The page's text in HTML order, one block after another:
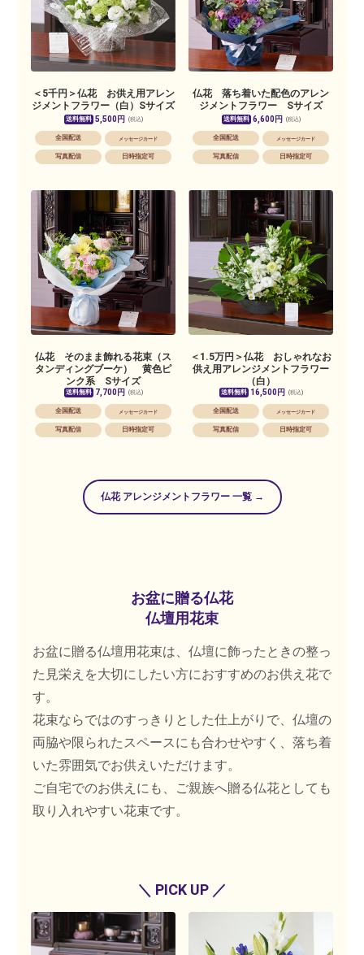
＜5千円＞仏花 お供え用アレン
ジメントフラワー（白）Sサイズ
送料無料 5,500円 (税込)
全国配送 メッセージカード
写真配信 日時指定可
仏花 落ち着いた配色のアレン
ジメントフラワー Sサイズ
送料無料 6,600円 (税込)
全国配送 メッセージカード
写真配信 日時指定可
仏花 そのまま飾れる花束（ス
タンディングブーケ） 黄色ピ
ンク系 Sサイズ
送料無料 7,700円 (税込)
全国配送 メッセージカード
写真配信 日時指定可
＜1.5万円＞仏花 おしゃれなお
供え用アレンジメントフラワー
（白）
送料無料 16,500円 (税込)
全国配送 メッセージカード
写真配信 日時指定可
仏花 アレンジメントフラワー 一覧 →
お盆に贈る仏花
仏壇用花束
お盆に贈る仏壇用花束は、仏壇に飾ったときの整っ
た見栄えを大切にしたい方におすすめのお供え花で
す。
花束ならではのすっきりとした仕上がりで、仏壇の
両脇や限られたスペースにも合わせやすく、落ち着
いた雰囲気でお供えいただけます。
ご自宅でのお供えにも、ご親族へ贈る仏花としても
取り入れやすい花束です。
＼ PICK UP ／